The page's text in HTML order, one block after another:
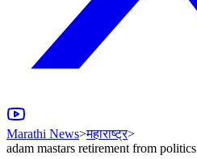
Marathi News>महाराष्ट्र>
adam mastars retirement from politics